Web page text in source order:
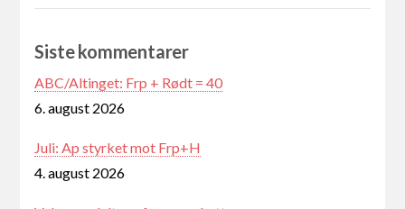
Siste kommentarer
ABC/Altinget: Frp + Rødt = 40
6. august 2026
Juli: Ap styrket mot Frp+H
4. august 2026